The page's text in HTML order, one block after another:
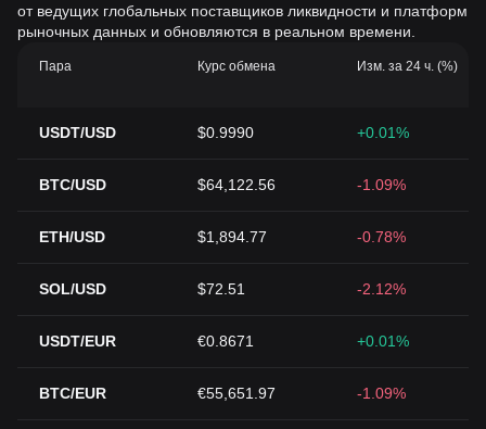
от ведущих глобальных поставщиков ликвидности и платформ
рыночных данных и обновляются в реальном времени.
Пара Курс обмена Изм. за 24 ч. (%)
USDT/USD $0.9990 +0.01%
BTC/USD $64,122.56 -1.09%
ETH/USD $1,894.77 -0.78%
SOL/USD $72.51 -2.12%
USDT/EUR €0.8671 +0.01%
BTC/EUR €55,651.97 -1.09%